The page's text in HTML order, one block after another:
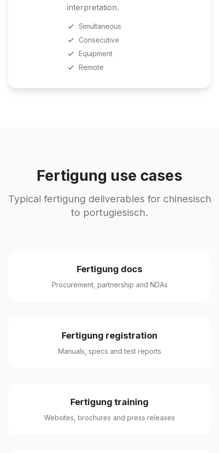
interpretation.
Simultaneous
Consecutive
Equipment
Remote
Fertigung use cases
Typical fertigung deliverables for chinesisch
to portugiesisch.
Fertigung docs
Procurement, partnership and NDAs
Fertigung registration
Manuals, specs and test reports
Fertigung training
Websites, brochures and press releases